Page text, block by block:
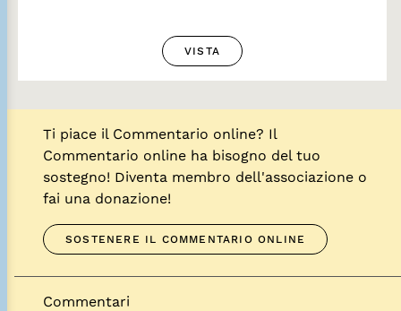
VISTA
Ti piace il Commentario online? Il
Commentario online ha bisogno del tuo
sostegno! Diventa membro dell'associazione o
fai una donazione!
SOSTENERE IL COMMENTARIO ONLINE
Commentari